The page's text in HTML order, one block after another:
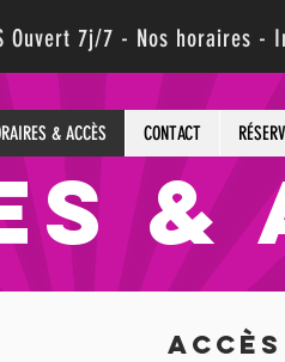
& ACCÈS CONTACT
&
accès
Ouvert 7j/7 - Nos horaires -